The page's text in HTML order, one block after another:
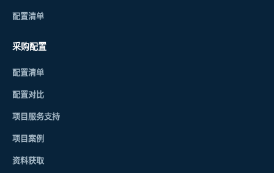
配置清单
采购配置
配置清单
配置对比
项目服务支持
项目案例
资料获取